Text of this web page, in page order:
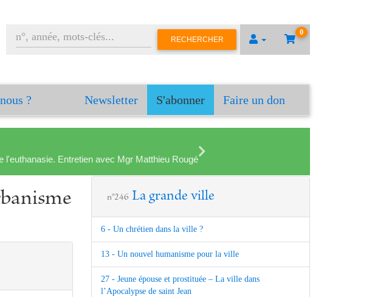
0
RECHERCHER
? Newsletter S'abonner Faire un don
l'euthanasie. Entretien avec Mgr Matthieu Rougé
n°246 La grande ville
6 - Un chrétien dans la ville ?
13 - Un nouvel humanisme pour la ville
27 - Jeune épouse et prostituée – La ville dans
l’Apocalypse de saint Jean